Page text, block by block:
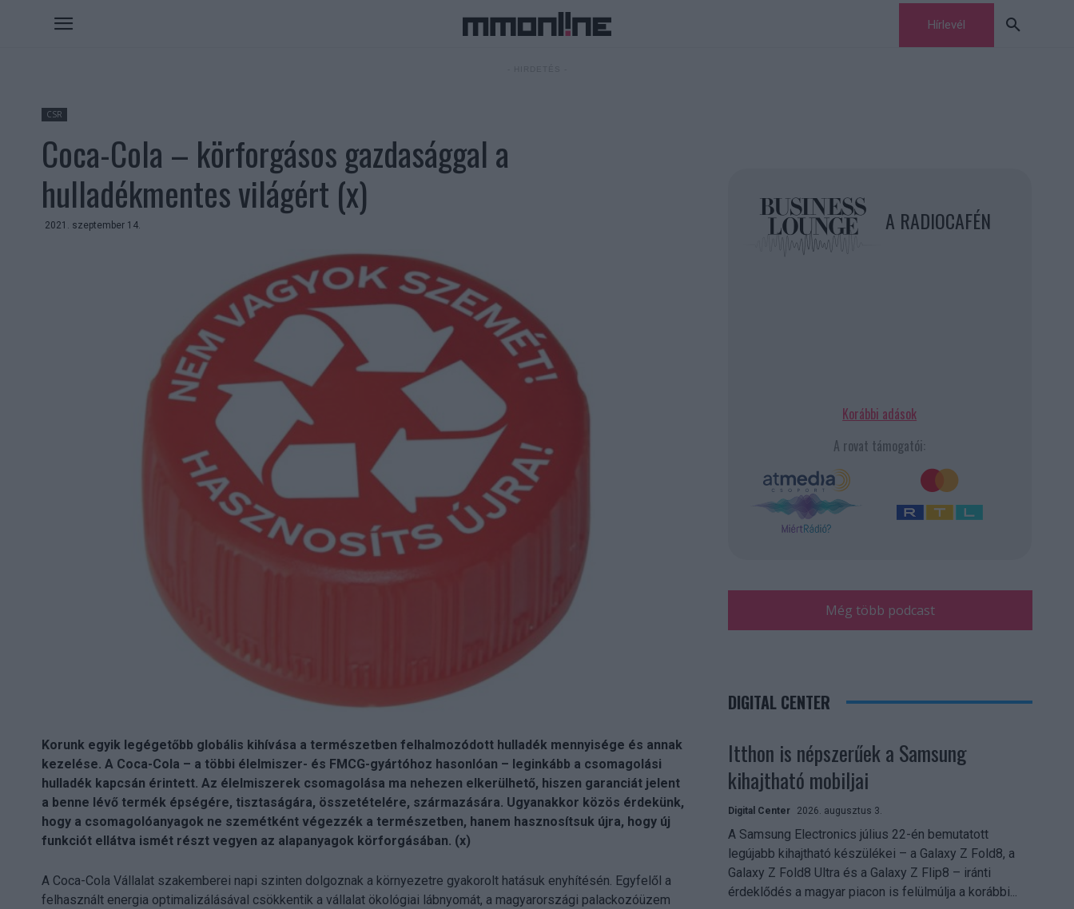
Hírlevél
CSR
Coca-Cola – körforgásos gazdasággal a
hulladékmentes világért (x)
2021. szeptember 14.
Korunk egyik legégetőbb globális kihívása a természetben felhalmozódott hulladék mennyisége és annak
kezelése. A Coca-Cola – a többi élelmiszer- és FMCG-gyártóhoz hasonlóan – leginkább a csomagolási
hulladék kapcsán érintett. Az élelmiszerek csomagolása ma nehezen elkerülhető, hiszen garanciát jelent
a benne lévő termék épségére, tisztaságára, összetételére, származására. Ugyanakkor közös érdekünk,
hogy a csomagolóanyagok ne szemétként végezzék a természetben, hanem hasznosítsuk újra, hogy új
funkciót ellátva ismét részt vegyen az alapanyagok körforgásában. (x)
A Coca-Cola Vállalat szakemberei napi szinten dolgoznak a környezetre gyakorolt hatásuk enyhítésén. Egyfelől a
felhasznált energia optimalizálásával csökkentik a vállalat ökológiai lábnyomát, a magyarországi palackozóüzem
A RADIOCAFÉN
Korábbi adások
A rovat támogatói:
Még több podcast
DIGITAL CENTER
Itthon is népszerűek a Samsung
kihajtható mobiljai
Digital Center 2026. augusztus 3.
A Samsung Electronics július 22-én bemutatott
legújabb kihajtható készülékei – a Galaxy Z Fold8, a
Galaxy Z Fold8 Ultra és a Galaxy Z Flip8 – iránti
érdeklődés a magyar piacon is felülmúlja a korábbi...